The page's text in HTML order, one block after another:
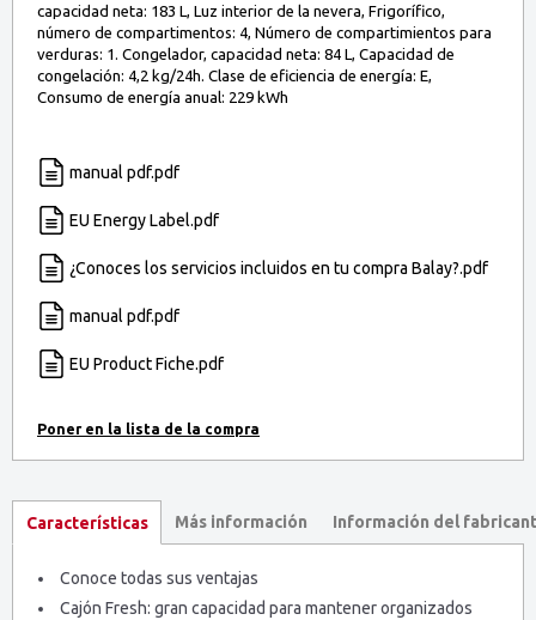
capacidad neta: 183 L, Luz interior de la nevera, Frigorífico,
número de compartimentos: 4, Número de compartimientos para
verduras: 1. Congelador, capacidad neta: 84 L, Capacidad de
congelación: 4,2 kg/24h. Clase de eficiencia de energía: E,
Consumo de energía anual: 229 kWh
manual pdf.pdf
EU Energy Label.pdf
¿Conoces los servicios incluidos en tu compra Balay?.pdf
manual pdf.pdf
EU Product Fiche.pdf
Características Más información Información del
Conoce todas sus ventajas
Cajón Fresh: gran capacidad para mantener organizados